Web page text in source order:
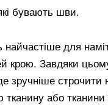
бувають шви.
для
крою. Завдяки
зручніше
або